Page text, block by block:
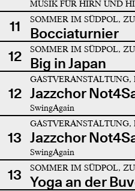
MUSIK FÜR HIRN UND
11 SOMMER IM SÜDPOL,
Bocciaturnier
12
SOMMER IM SÜDPOL,
Big in Japan
12
GASTVERANSTALTUNG,
Jazzchor
SwingAgain
13
GASTVERANSTALTUNG,
Jazzchor
SwingAgain
13 SOMMER IM SÜDPOL,
Yoga an der